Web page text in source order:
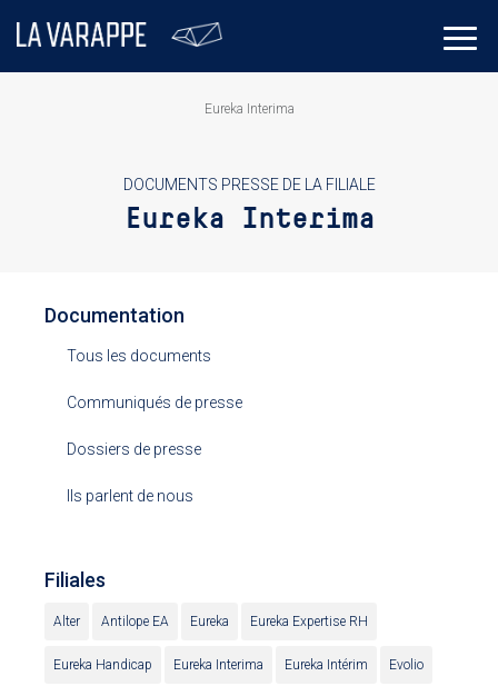
Eureka Interima
DOCUMENTS PRESSE DE LA FILIALE
Eureka Interima
Documentation
Tous les documents
Communiqués de presse
Dossiers de presse
Ils parlent de nous
Filiales
Alter Antilope EA Eureka Eureka Expertise RH
Eureka Handicap Eureka Interima Eureka Intérim Evolio